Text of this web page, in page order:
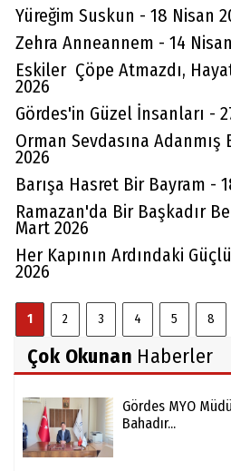
Yüreğim Suskun - 18 Nisan
Zehra Anneannem - 14
Eskiler Çöpe Atmazdı,
2026
Gördes'in Güzel İnsanları -
Orman Sevdasına
2026
Barışa Hasret Bir Bayram -
Ramazan'da Bir Başkadır
Mart 2026
Her Kapının Ardındaki
2026
1 2 3 4 5 8
Çok Okunan Haberler
Gördes MYO
Bahadır...